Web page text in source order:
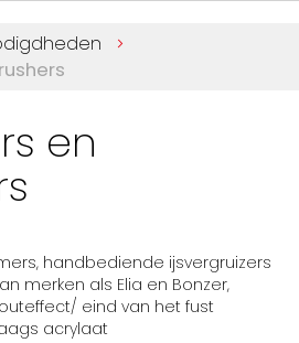
en
handbediende ijsvergruizers
merken als Elia en Bonzer,
eind van het fust
acrylaat